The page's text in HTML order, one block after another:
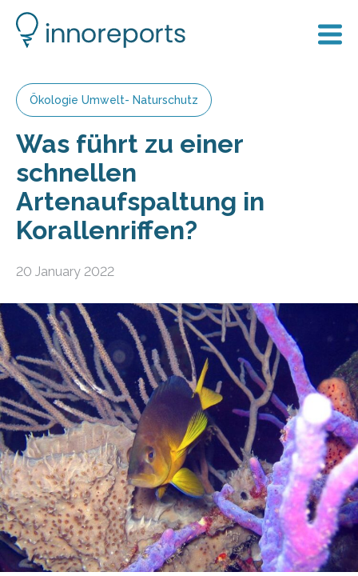
Ökologie Umwelt- Naturschutz
Was führt zu einer
schnellen
Artenaufspaltung in
Korallenriffen?
20 January 2022